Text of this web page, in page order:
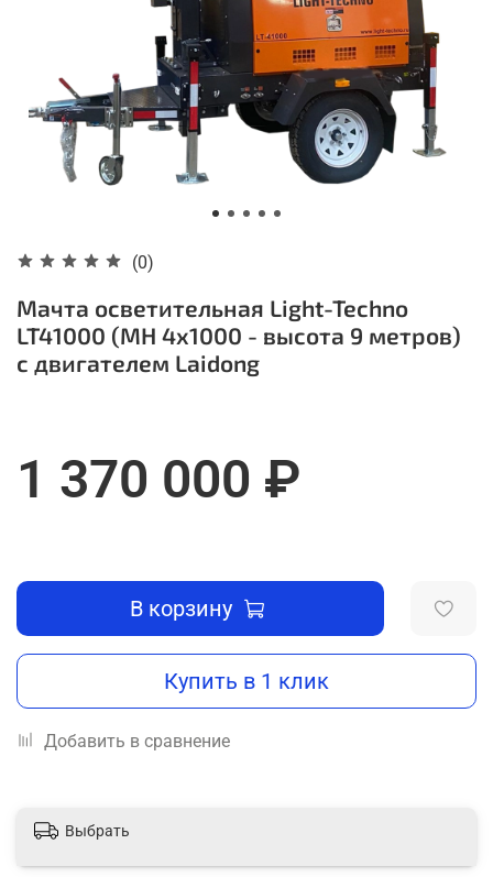
(0)
Мачта осветительная Light-Techno
LT41000 (MH 4х1000 - высота 9 метров)
с двигателем Laidong
1 370 000 ₽
В корзину
Купить в 1 клик
Добавить в сравнение
Выбрать